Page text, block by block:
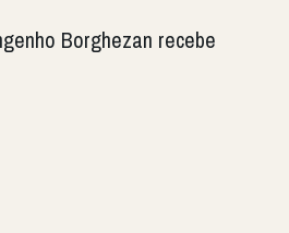
Borghezan recebe